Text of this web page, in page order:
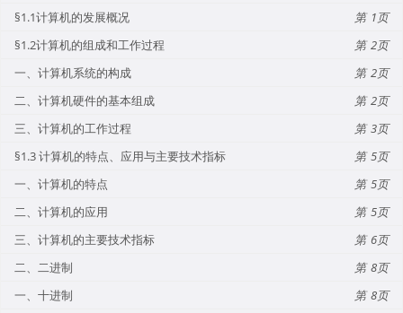
§1.1计算机的发展概况
1
§1.2计算机的组成和工作过程
2
一、计算机系统的构成
2
二、计算机硬件的基本组成
2
三、计算机的工作过程
3
§1.3 计算机的特点、应用与主要技术指标
5
一、计算机的特点
5
二、计算机的应用
5
三、计算机的主要技术指标
6
二、二进制
8
一、十进制
8